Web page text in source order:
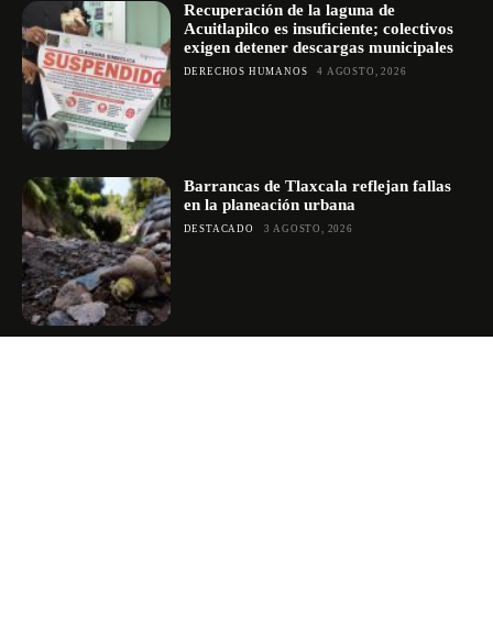
Recuperación de la laguna de
Acuitlapilco es insuficiente; colectivos
exigen detener descargas municipales
DERECHOS HUMANOS 4 AGOSTO, 2026
Barrancas de Tlaxcala reflejan fallas
en la planeación urbana
DESTACADO 3 AGOSTO, 2026